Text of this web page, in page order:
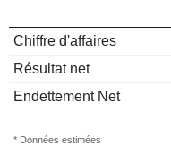
Chiffre d'affaires
Résultat net
Endettement Net
* Données estimées